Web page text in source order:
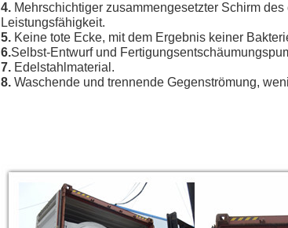
4. Mehrschichtiger zusammengesetzter Schirm
Leistungsfähigkeit.
5. Keine tote Ecke, mit dem Ergebnis keiner
6.Selbst-Entwurf und
7. Edelstahlmaterial.
8. Waschende und trennende Gegenströmung,